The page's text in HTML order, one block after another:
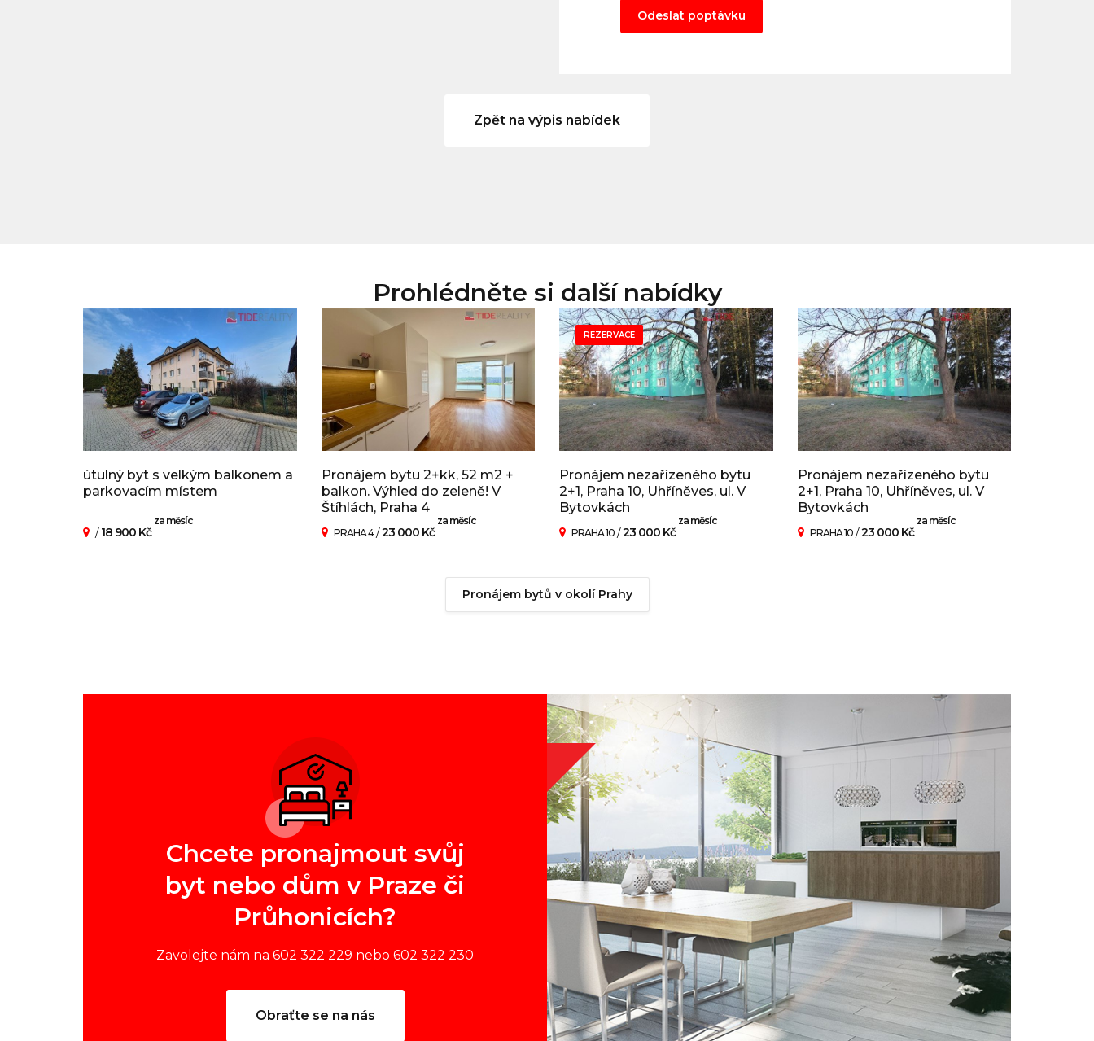
Odeslat poptávku
Zpět na výpis nabídek
Prohlédněte si další nabídky
útulný byt s velkým balkonem a
parkovacím místem
/18 900 Kč
za měsíc
Pronájem bytu 2+kk, 52 m2 +
balkon. Výhled do zeleně! V
Štíhlách, Praha 4
PRAHA 4/23 000 Kč
za měsíc
REZERVACE
Pronájem nezařízeného bytu
2+1, Praha 10, Uhříněves, ul. V
Bytovkách
PRAHA 10 /23 000 Kč
za měsíc
Pronájem nezařízeného bytu
2+1, Praha 10, Uhříněves, ul. V
Bytovkách
PRAHA 10/23 000 Kč
za měsíc
Pronájem bytů v okolí Prahy
Chcete pronajmout svůj
byt nebo dům v Praze či
Průhonicích?
Zavolejte nám na 602 322 229 nebo 602 322 230
Obraťte se na nás